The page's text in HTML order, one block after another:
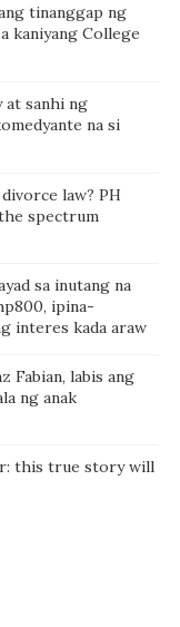
tinanggap ng
kaniyang College
at sanhi ng
na si
law? PH
spectrum
sa inutang na
ipina-
interes kada araw
Fabian, labis ang
ng anak
this true story will